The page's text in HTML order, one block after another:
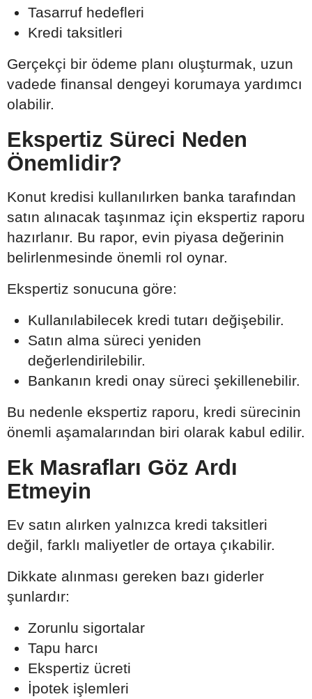
Tasarruf hedefleri
Kredi taksitleri
Gerçekçi bir ödeme planı oluşturmak, uzun
vadede finansal dengeyi korumaya yardımcı
olabilir.
Ekspertiz Süreci Neden
Önemlidir?
Konut kredisi kullanılırken banka tarafından
satın alınacak taşınmaz için ekspertiz raporu
hazırlanır. Bu rapor, evin piyasa değerinin
belirlenmesinde önemli rol oynar.
Ekspertiz sonucuna göre:
Kullanılabilecek kredi tutarı değişebilir.
Satın alma süreci yeniden
değerlendirilebilir.
Bankanın kredi onay süreci şekillenebilir.
Bu nedenle ekspertiz raporu, kredi sürecinin
önemli aşamalarından biri olarak kabul edilir.
Ek Masrafları Göz Ardı
Etmeyin
Ev satın alırken yalnızca kredi taksitleri
değil, farklı maliyetler de ortaya çıkabilir.
Dikkate alınması gereken bazı giderler
şunlardır:
Zorunlu sigortalar
Tapu harcı
Ekspertiz ücreti
İpotek işlemleri